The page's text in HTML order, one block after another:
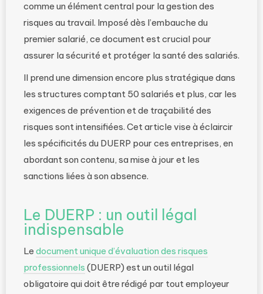
comme un élément central pour la gestion des
risques au travail. Imposé dès l’embauche du
premier salarié, ce document est crucial pour
assurer la sécurité et protéger la santé des salariés.
Il prend une dimension encore plus stratégique dans
les structures comptant 50 salariés et plus, car les
exigences de prévention et de traçabilité des
risques sont intensifiées. Cet article vise à éclaircir
les spécificités du DUERP pour ces entreprises, en
abordant son contenu, sa mise à jour et les
sanctions liées à son absence.
Le DUERP : un outil légal
indispensable
Le document unique d’évaluation des risques
professionnels (DUERP) est un outil légal
obligatoire qui doit être rédigé par tout employeur